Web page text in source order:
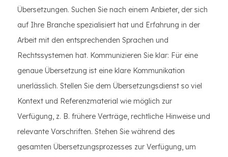
Übersetzungen. Suchen Sie nach einem Anbieter, der sich
auf Ihre Branche spezialisiert hat und Erfahrung in der
Arbeit mit den entsprechenden Sprachen und
Rechtssystemen hat. Kommunizieren Sie klar: Für eine
genaue Übersetzung ist eine klare Kommunikation
unerlässlich. Stellen Sie dem Übersetzungsdienst so viel
Kontext und Referenzmaterial wie möglich zur
Verfügung, z. B. frühere Verträge, rechtliche Hinweise und
relevante Vorschriften. Stehen Sie während des
gesamten Übersetzungsprozesses zur Verfügung, um